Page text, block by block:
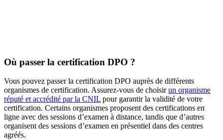
Où passer la certification DPO ?
Vous pouvez passer la certification DPO auprès de différents
organismes de certification. Assurez-vous de choisirun organisme
réputé et accrédité par la CNIL pour garantir la validité de votre
certification. Certains organismes proposent des certifications en
ligne avec des sessions d’examen à distance, tandis que d’autres
organisent des sessions d’examen en présentiel dans des centres
agréés.